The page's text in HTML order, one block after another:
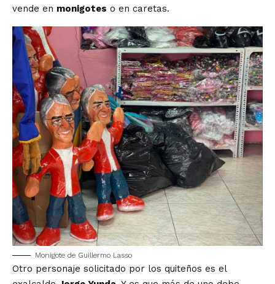
vende en monigotes o en caretas.
Monigote de Guillermo Lasso
Otro personaje solicitado por los quiteños es el